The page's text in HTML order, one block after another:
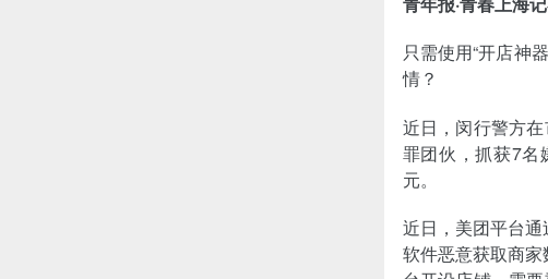
只需使用“开店神
情？
近日，闵行警方
罪团伙，抓获7名
元。
近日，美团平台
软件恶意获取商